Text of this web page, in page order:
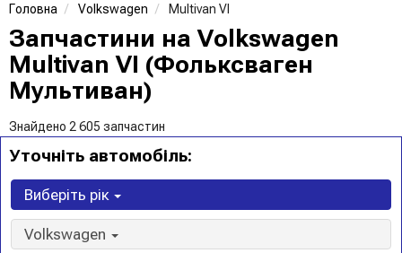
Головна Volkswagen Multivan VI
Запчастини на Volkswagen
Multivan VI (Фольксваген
Мультиван)
Знайдено 2 605 запчастин
Уточніть автомобіль:
Виберіть рік
Volkswagen